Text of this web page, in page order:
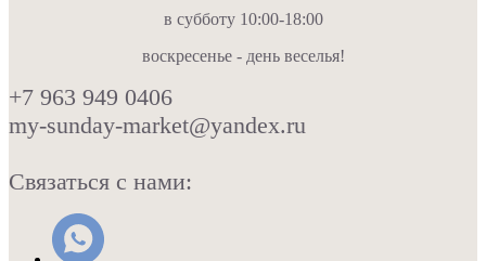
в субботу 10:00-18:00
воскресенье - день веселья!
+7 963 949 0406
my-sunday-market@yandex.ru
Связаться с нами: